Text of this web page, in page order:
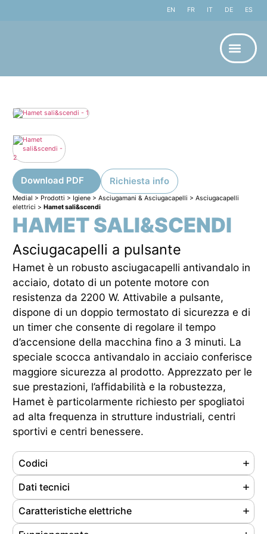
EN FR IT DE ES
Medial > Prodotti > Igiene> Asciugamani & Asciugacapelli > Asciugacapelli
elettrici > Hamet sali&scendi
HAMET SALI&SCENDI
Asciugacapelli a pulsante
Hamet è un robusto asciugacapelli antivandalo in
acciaio, dotato di un potente motore con
resistenza da 2200 W. Attivabile a pulsante,
dispone di un doppio termostato di sicurezza e di
un timer che consente di regolare il tempo
d’accensione della macchina fino a 3 minuti. La
speciale scocca antivandalo in acciaio conferisce
maggiore sicurezza al prodotto. Apprezzato per le
sue prestazioni, l’affidabilità e la robustezza,
Hamet è particolarmente richiesto per spogliatoi
ad alta frequenza in strutture industriali, centri
sportivi e centri benessere.
Codici
Referenze704080
Ean8033267172113
Dati tecnici
MaterialeAcciaio
ColoreBianco
Caratteristiche elettriche
Download PDF Richiesta info